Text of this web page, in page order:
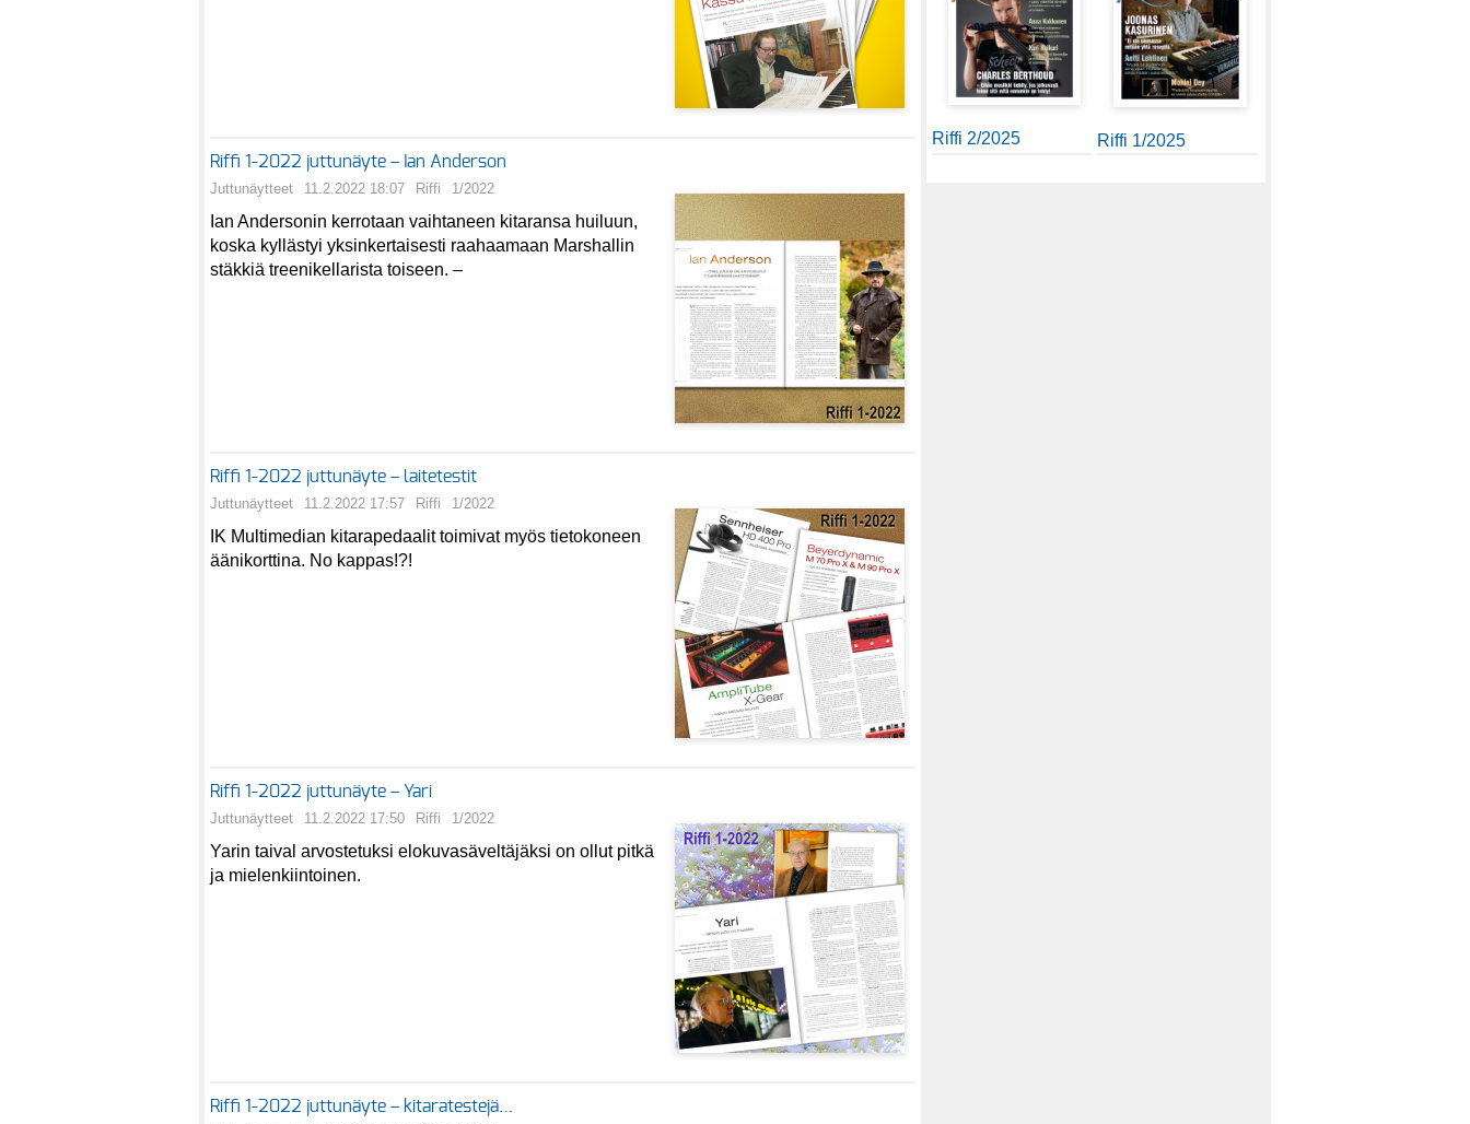
Riffi 1-2022 juttunäyte – Ian Anderson
Juttunäytteet 11.2.2022 18:07 Riffi 1/2022
Ian Andersonin kerrotaan vaihtaneen kitaransa huiluun,
koska kyllästyi yksinkertaisesti raahaamaan Marshallin
stäkkiä treenikellarista toiseen. –
Riffi 1-2022 juttunäyte – laitetestit
Juttunäytteet 11.2.2022 17:57 Riffi 1/2022
IK Multimedian kitarapedaalit toimivat myös tietokoneen
äänikorttina. No kappas!?!
Riffi 1-2022 juttunäyte – Yari
Juttunäytteet 11.2.2022 17:50 Riffi 1/2022
Yarin taival arvostetuksi elokuvasäveltäjäksi on ollut pitkä
ja mielenkiintoinen.
Riffi 1-2022 juttunäyte – kitaratestejä…
Riffi 2/2025 Riffi 1/2025